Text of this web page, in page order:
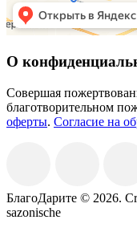
О
Совершая
благотворительном
оферты. Согласие на
БлагоДарите © 2026.
sazonische